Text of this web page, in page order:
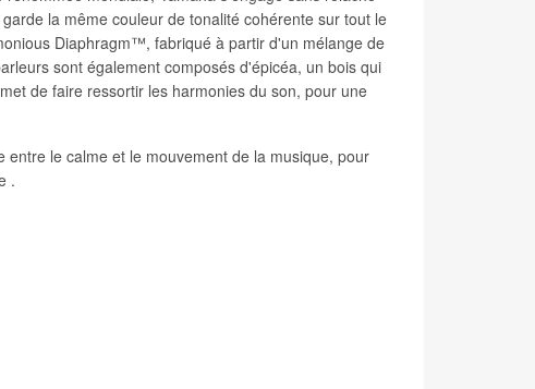
la même couleur de tonalité cohérente sur tout le
Diaphragm™, fabriqué à partir d'un mélange de
sont également composés d'épicéa, un bois qui
de faire ressortir les harmonies du son, pour une
le calme et le mouvement de la musique, pour
.